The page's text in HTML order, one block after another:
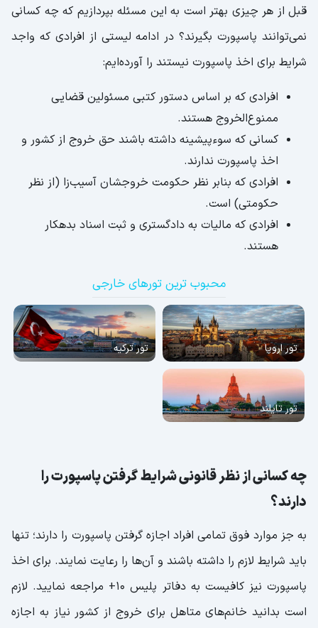
گرفتن پاسپورت بدون پایان خدمت
اعتبار پاسپورت‌ها چقدر است؟
پاسپورت اکسپایر شده
خارجه
مدارک لازم برای تمدید پاسپورت؛ الزامات و بایدها
هزینه تمدید پاسپورت
تمدید پاسپورت بدون کارت پایان خدمت
مدارک لازم برای تمدید گذرنامه در خارج کشور
اگر پاسپورت خود را گم کردیم چه کنیم؟
اگر پاسپورت به دستمان نرسید چه کنیم؟
پیگیری پاسپورت
قبل از هر چیزی بهتر است به این مسئله بپردازیم که چه کسانی
نمی‌توانند پاسپورت بگیرند؟ در ادامه لیستی از افرادی که واجد
شرایط برای اخذ پاسپورت نیستند را آورده‌ایم:
افرادی که بر اساس دستور کتبی مسئولین قضایی
ممنوع‌الخروج هستند.
کسانی که سوءپیشینه داشته باشند حق خروج از کشور و
اخذ پاسپورت ندارند.
افرادی که بنابر نظر حکومت خروجشان آسیب‌زا (از نظر
حکومتی) است.
افرادی که مالیات به دادگستری و ثبت اسناد بدهکار
هستند.
محبوب ترین تورهای خارجی
تور اروپا تور ترکیه
تور تایلند
چه کسانی از نظر قانونی شرایط گرفتن پاسپورت را
دارند؟
به جز موارد فوق تمامی افراد اجازه گرفتن پاسپورت را دارند؛ تنها
باید شرایط لازم را داشته باشند و آن‌ها را رعایت نمایند. برای اخذ
پاسپورت نیز کافیست به دفاتر پلیس 10+ مراجعه نمایید. لازم
است بدانید خانم‌های متاهل برای خروج از کشور نیاز به اجازه